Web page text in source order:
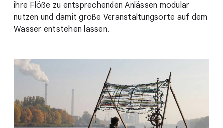
ihre Flöße zu entsprechenden Anlässen modular
nutzen und damit große Veranstaltungsorte auf dem
Wasser entstehen lassen.